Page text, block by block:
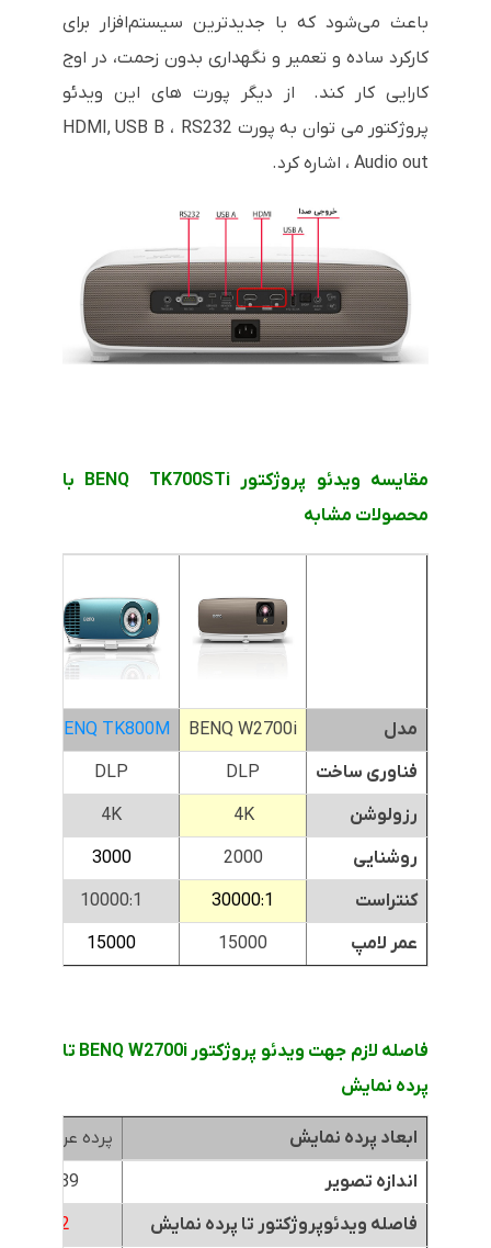
باعث می‌شود که با جدیدترین سیستم‌افزار برای
کارکرد ساده و تعمیر و نگهداری بدون زحمت، در اوج
کارایی کار کند. از دیگر پورت های این ویدئو
پروژکتور می توان به پورت
، Audio out اشاره کرد.
مقایسه ویدئو پروژکتور BENQ TK700STi با
محصولات مشابه
مدل BENQ W2700i
BENQ TK800M
فناوری ساخت
DLP
DLP
رزولوشن
4K
4K
روشنایی
2000
3000
کنتراست
30000:1
10000:1
عمر لامپ
15000
15000
فاصله لازم جهت ویدئو پروژکتور BENQ W2700i تا
پرده نمایش
ابعاد پرده نمایش
پرده عرض 1.8متر
اندازه تصویر
89 اینچ
فاصله ویدئوپروژکتور تا پرده نمایش
2 متر